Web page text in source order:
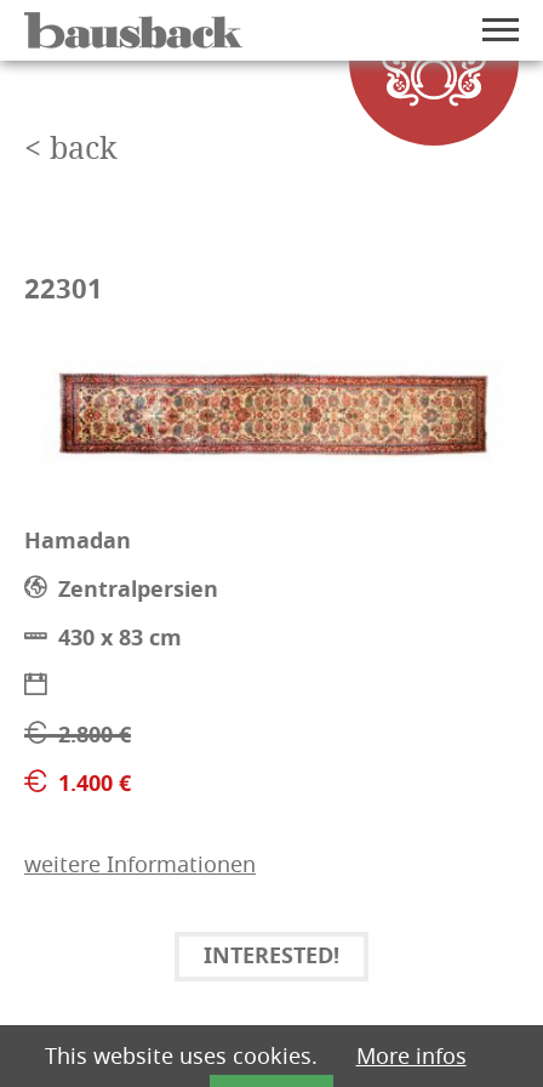
< back
22301
Hamadan
Zentralpersien
430 x 83 cm
2.800 €
1.400 €
weitere Informationen
INTERESTED!
This website uses cookies. More infos